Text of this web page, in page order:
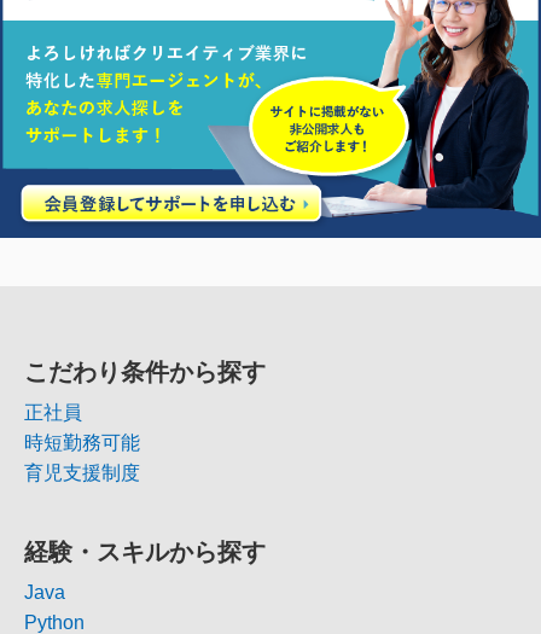
こだわり条件から探す
正社員
時短勤務可能
育児支援制度
経験・スキルから探す
Java
Python